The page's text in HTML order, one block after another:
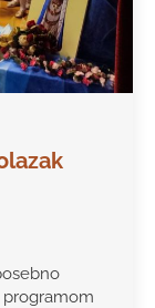
programom